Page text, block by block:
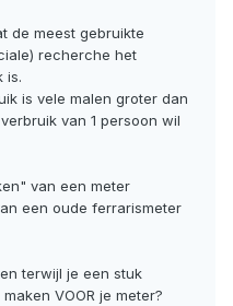
de meest gebruikte
recherche het
is.
is vele malen groter dan
van 1 persoon wil
van een meter
een oude ferrarismeter
terwijl je een stuk
VOOR je meter?